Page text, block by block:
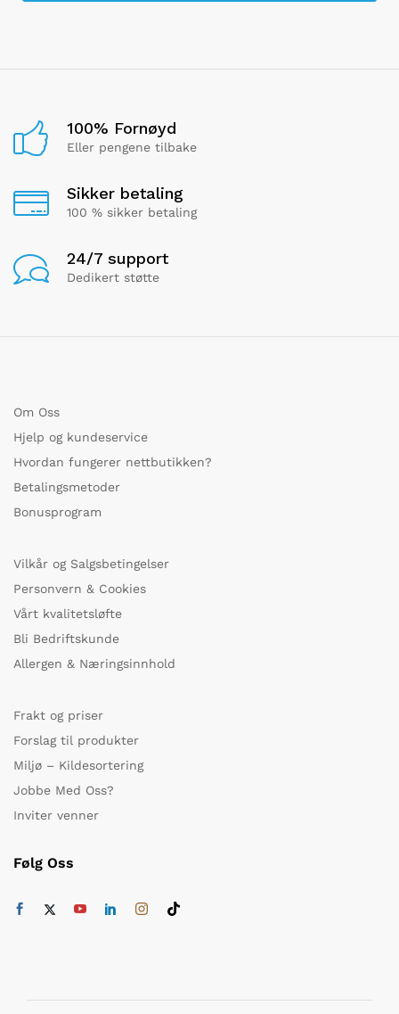
100% Fornøyd
Eller pengene tilbake
Sikker betaling
100 % sikker betaling
24/7 support
Dedikert støtte
Om Oss
Hjelp og kundeservice
Hvordan fungerer nettbutikken?
Betalingsmetoder
Bonusprogram
Vilkår og Salgsbetingelser
Personvern & Cookies
Vårt kvalitetsløfte
Bli Bedriftskunde
Allergen & Næringsinnhold
Frakt og priser
Forslag til produkter
Miljø – Kildesortering
Jobbe Med Oss?
Inviter venner
Følg Oss